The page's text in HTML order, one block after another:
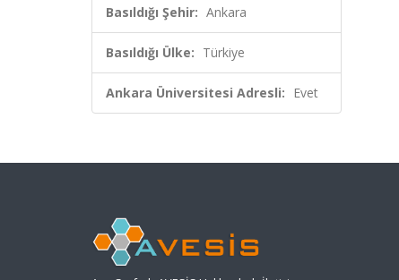
Basıldığı Şehir: Ankara
Basıldığı Ülke: Türkiye
Ankara Üniversitesi Adresli: Evet